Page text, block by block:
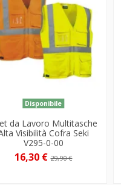
Disponibile
da Lavoro Multitasche
Visibilità Cofra Seki
V295-0-00
16,30 €29,90 €